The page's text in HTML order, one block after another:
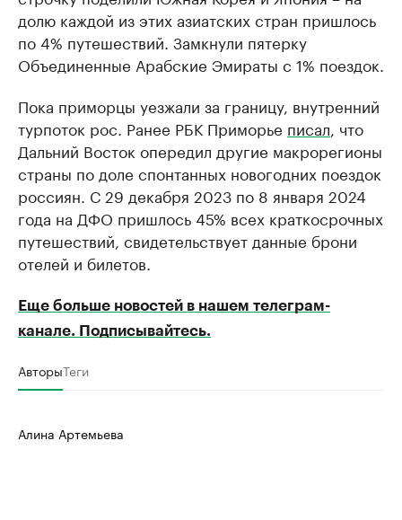
долю каждой из этих азиатских стран пришлось
по 4% путешествий. Замкнули пятерку
Объединенные Арабские Эмираты с 1% поездок.
Пока приморцы уезжали за границу, внутренний
турпоток рос. Ранее РБК Приморье писал , что
Дальний Восток опередил другие макрорегионы
страны по доле спонтанных новогодних поездок
россиян. С 29 декабря 2023 по 8 января 2024
года на ДФО пришлось 45% всех краткосрочных
путешествий, свидетельствует данные брони
отелей и билетов.
Еще больше новостей в нашем телеграм-
канале. Подписывайтесь.
АвторыТеги
Алина Артемьева